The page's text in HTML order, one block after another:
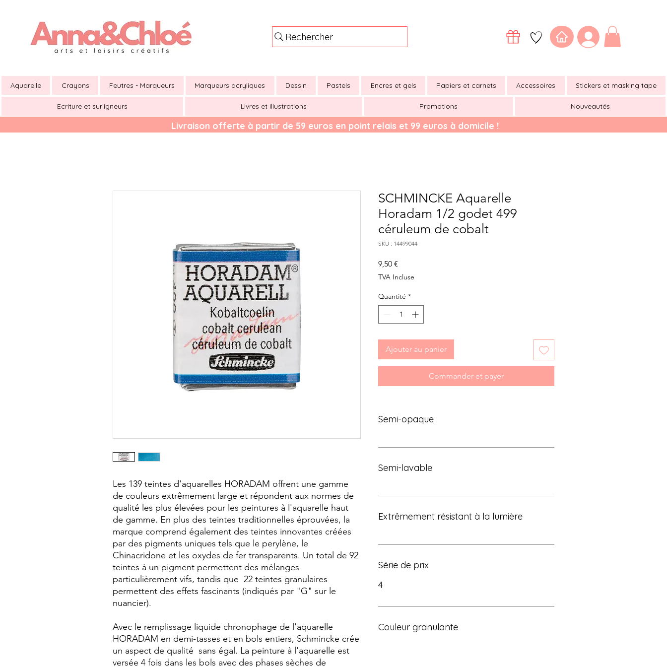
Rechercher
Aquarelle Crayons Feutres - Marqueurs Marqueurs acryliques Dessin Pastels Encres et gels Papiers et carnets Accessoires Stickers et masking tape
Ecriture et surligneurs Livres et illustrations Promotions Nouveautés
Livraison offerte à partir de 59 euros en point relais et 99 euros à domicile !
Les 139 teintes d'aquarelles HORADAM offrent une gamme
de couleurs extrêmement large et répondent aux normes de
qualité les plus élevées pour les peintures à l'aquarelle haut
de gamme. En plus des teintes traditionnelles éprouvées, la
marque comprend également des teintes innovantes créées
par des pigments uniques tels que le perylène, le
Chinacridone et les oxydes de fer transparents. Un total de 92
teintes à un pigment permettent des mélanges
particulièrement vifs, tandis que 22 teintes granulaires
permettent des effets fascinants (indiqués par "G" sur le
nuancier).
Avec le remplissage liquide chronophage de l'aquarelle
HORADAM en demi-tasses et en bols entiers, Schmincke crée
un aspect de qualité sans égal. La peinture à l'aquarelle est
versée 4 fois dans les bols avec des phases sèches de
SCHMINCKE Aquarelle
Horadam 1/2 godet 499
céruleum de cobalt
SKU : 14499044
9,50 €
TVA Incluse
Quantité *
Ajouter au panier
Commander et payer
Semi-opaque
Semi-lavable
Extrêmement résistant à la lumière
Série de prix
4
Couleur granulante